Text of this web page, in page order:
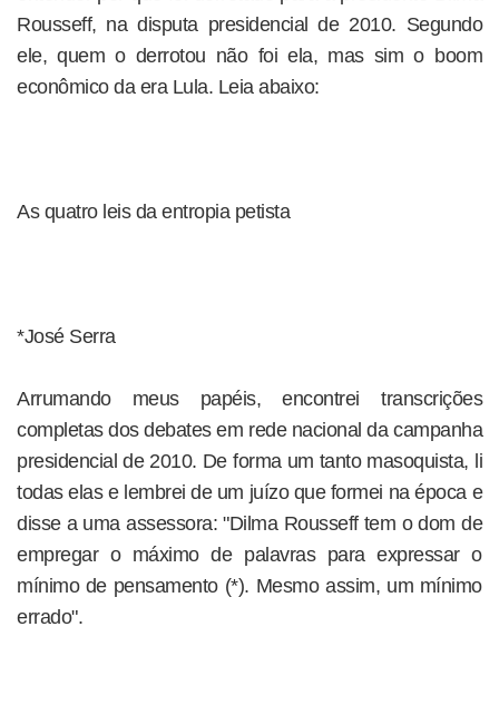
Rousseff, na disputa presidencial de 2010. Segundo
ele, quem o derrotou não foi ela, mas sim o boom
econômico da era Lula. Leia abaixo:
As quatro leis da entropia petista
*José Serra
Arrumando meus papéis, encontrei transcrições
completas dos debates em rede nacional da campanha
presidencial de 2010. De forma um tanto masoquista, li
todas elas e lembrei de um juízo que formei na época e
disse a uma assessora: "Dilma Rousseff tem o dom de
empregar o máximo de palavras para expressar o
mínimo de pensamento (*). Mesmo assim, um mínimo
errado".